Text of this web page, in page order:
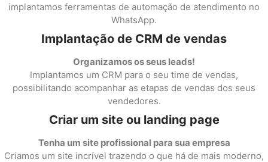
implantamos ferramentas de automação de atendimento no
WhatsApp.
Implantação de CRM de vendas
Organizamos os seus leads!
Implantamos um CRM para o seu time de vendas,
possibilitando acompanhar as etapas de vendas dos seus
vendedores.
Criar um site ou landing page
Tenha um site profissional para sua empresa
Criamos um site incrível trazendo o que há de mais moderno,